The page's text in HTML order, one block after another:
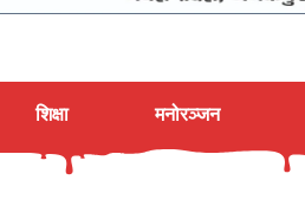
शिक्षा मनोरञ्जन